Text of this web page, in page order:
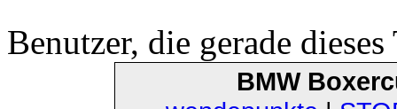
Benutzer, die gerade
BMW